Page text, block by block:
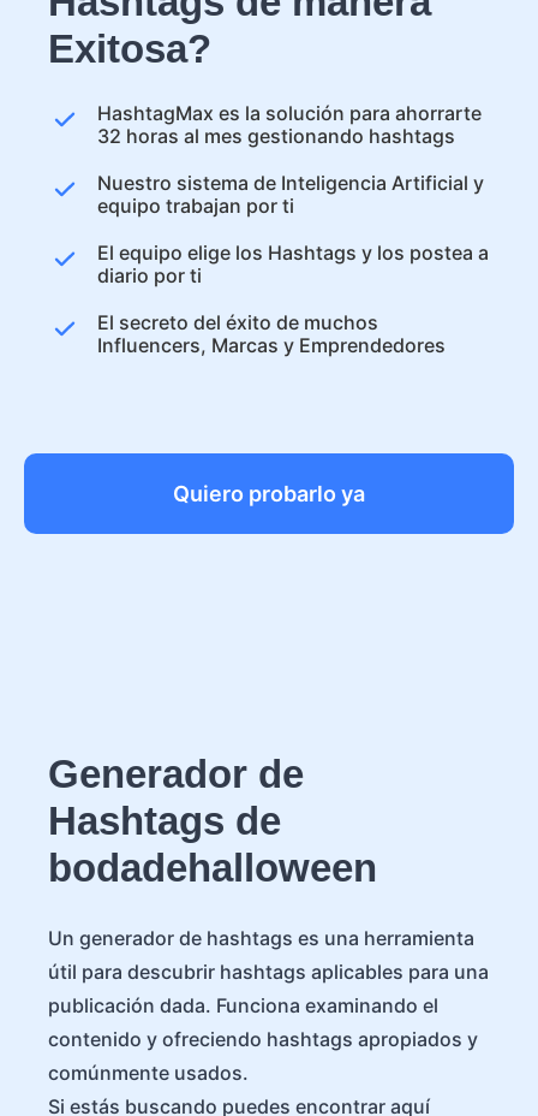
Exitosa?
HashtagMax es la solución para ahorrarte
32 horas al mes gestionando hashtags
Nuestro sistema de Inteligencia Artificial y
equipo trabajan por ti
El equipo elige los Hashtags y los postea a
diario por ti
El secreto del éxito de muchos
Influencers, Marcas y Emprendedores
Quiero probarlo ya
Generador de
Hashtags de
bodadehalloween
Un generador de hashtags es una herramienta
útil para descubrir hashtags aplicables para una
publicación dada. Funciona examinando el
contenido y ofreciendo hashtags apropiados y
comúnmente usados.
Si estás buscando puedes encontrar aquí